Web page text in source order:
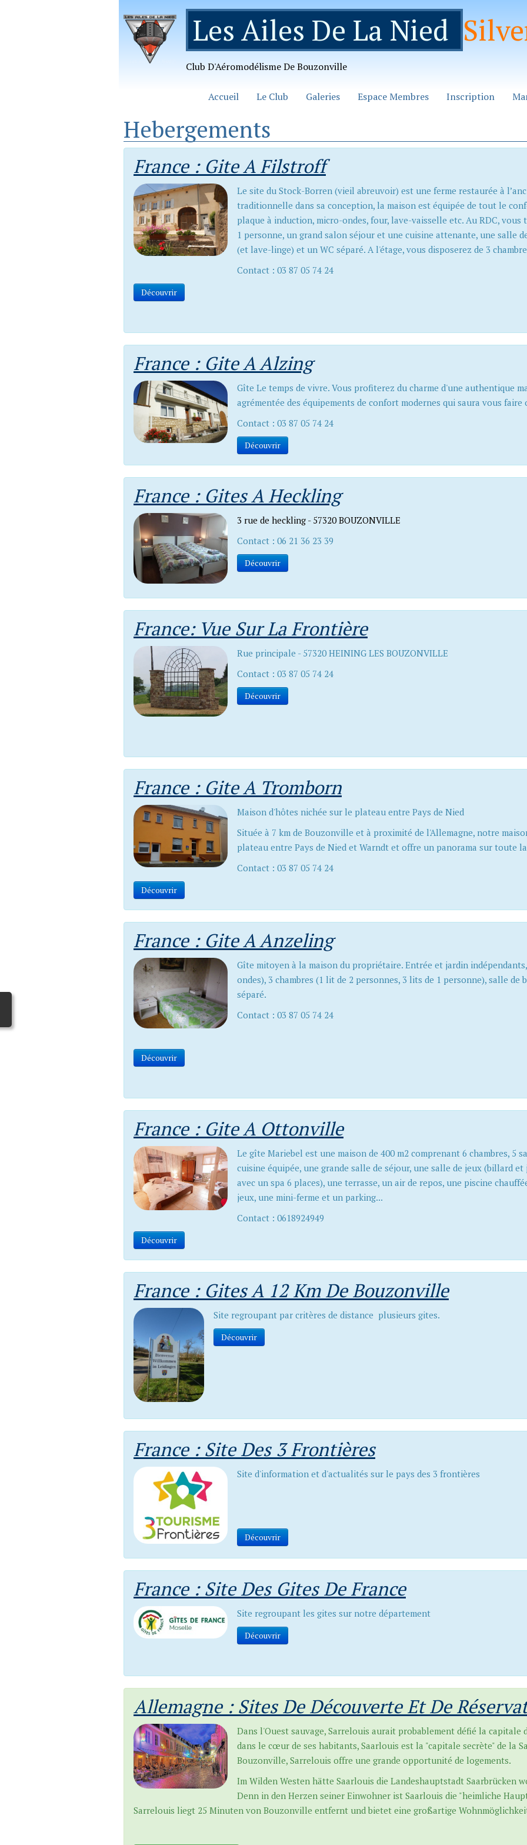
Les Ailes De La Nied
Club D'Aéromodélisme De Bouzonville
Accueil Le Club Galeries Espace Membres Inscription
Hebergements
France : Gite A Filstroff
Le site du Stock-Borren (vieil abreuvoir) est une ferme restaurée à
traditionnelle dans sa conception, la maison est équipée de tout le
plaque à induction, micro-ondes, four, lave-vaisselle etc. Au RDC,
1 personne, un grand salon séjour et une cuisine attenante, une salle
(et lave-linge) et un WC séparé. A l'étage, vous disposerez de 3
Contact : 03 87 05 74 24
Découvrir
France : Gite A Alzing
Gîte Le temps de vivre. Vous profiterez du charme d'une authentique
agrémentée des équipements de confort modernes qui saura vous
Contact : 03 87 05 74 24
Découvrir
France : Gites A Heckling
3 rue de heckling - 57320 BOUZONVILLE
Contact : 06 21 36 23 39
Découvrir
France: Vue Sur La Frontière
Rue principale - 57320 HEINING LES BOUZONVILLE
Contact : 03 87 05 74 24
Découvrir
France : Gite A Tromborn
Maison d'hôtes nichée sur le plateau entre Pays de Nied
Située à 7 km de Bouzonville et à proximité de l'Allemagne, notre
plateau entre Pays de Nied et Warndt et offre un panorama sur toute
Contact : 03 87 05 74 24
Découvrir
France : Gite A Anzeling
Gîte mitoyen à la maison du propriétaire. Entrée et jardin
ondes), 3 chambres (1 lit de 2 personnes, 3 lits de 1 personne), salle de
séparé.
Contact : 03 87 05 74 24
Découvrir
France : Gite A Ottonville
Le gîte Mariebel est une maison de 400 m2 comprenant 6 chambres, 5
cuisine équipée, une grande salle de séjour, une salle de jeux (billard
avec un spa 6 places), une terrasse, un air de repos, une piscine
jeux, une mini-ferme et un parking...
Contact : 0618924949
Découvrir
France : Gites A 12 Km De Bouzonville
Site regroupant par critères de distance plusieurs gites.
Découvrir
France : Site Des 3 Frontières
Site d'information et d'actualités sur le pays des 3 frontières
Découvrir
France : Site Des Gites De France
Site regroupant les gites sur notre département
Découvrir
Allemagne : Sites De Découverte Et De
Dans l'Ouest sauvage, Sarrelouis aurait probablement défié la capitale
dans le cœur de ses habitants, Saarlouis est la "capitale secrète" de la
Bouzonville, Sarrelouis offre une grande opportunité de logements.
Im Wilden Westen hätte Saarlouis die Landeshauptstadt Saarbrücken
Denn in den Herzen seiner Einwohner ist Saarlouis die "heimliche
Sarrelouis liegt 25 Minuten von Bouzonville entfernt und bietet eine großartige